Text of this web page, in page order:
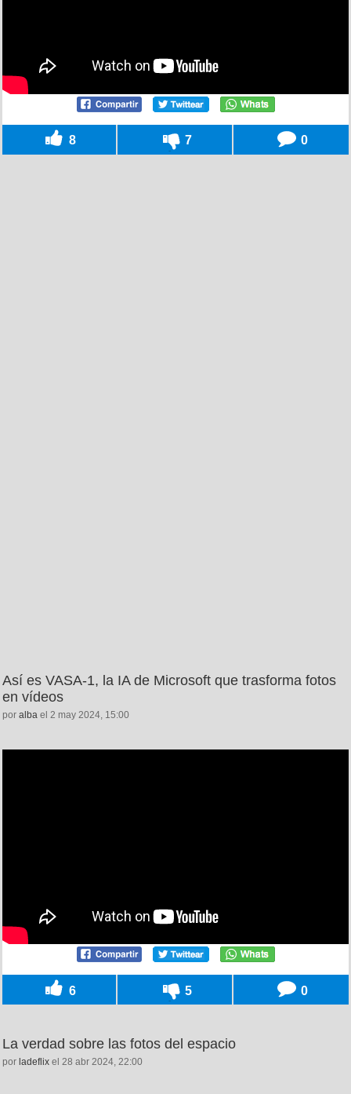
8 7 0
Así es VASA-1, la IA de Microsoft que trasforma fotos
en vídeos
por alba el 2 may 2024, 15:00
6 5 0
La verdad sobre las fotos del espacio
por ladeflix el 28 abr 2024, 22:00